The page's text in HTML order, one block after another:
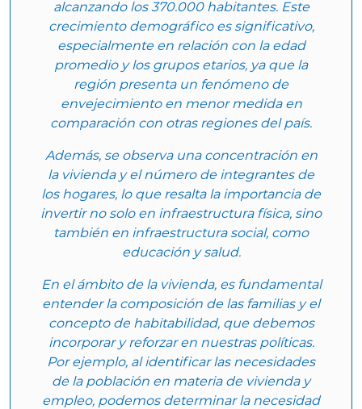
alcanzando los 370.000 habitantes. Este
crecimiento demográfico es significativo,
especialmente en relación con la edad
promedio y los grupos etarios, ya que la
región presenta un fenómeno de
envejecimiento en menor medida en
comparación con otras regiones del país.
Además, se observa una concentración en
la vivienda y el número de integrantes de
los hogares, lo que resalta la importancia de
invertir no solo en infraestructura física, sino
también en infraestructura social, como
educación y salud.
En el ámbito de la vivienda, es fundamental
entender la composición de las familias y el
concepto de habitabilidad, que debemos
incorporar y reforzar en nuestras políticas.
Por ejemplo, al identificar las necesidades
de la población en materia de vivienda y
empleo, podemos determinar la necesidad